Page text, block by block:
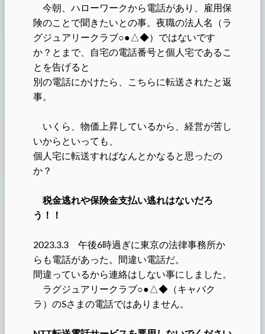
今朝、ハローワークから電話があり、雇用保
険のことで聞きたいとの事。夜職の法人名（ラ
グジュアリークラブ○●△◆）ではないです
か？とまで、自宅の電話番号と個人宅であるこ
とを告げると
別の電話にかけたら、こちらに転送されたと返
事。
いくら、物価上昇しているから、経営が苦し
いからといっても、
個人宅に転送すればなんとかなると思ったの
か？
税金逃れや保険金支払い逃れはないだろ
う！！
2023.3.3 午後6時過ぎに東京の法律事務所か
らも電話があった。間違い電話だ。
間違っているから連絡はしない事にしました。
ラグジュアリークラブ○●△◆ （キャバク
ラ）のSさまの電話ではありません。